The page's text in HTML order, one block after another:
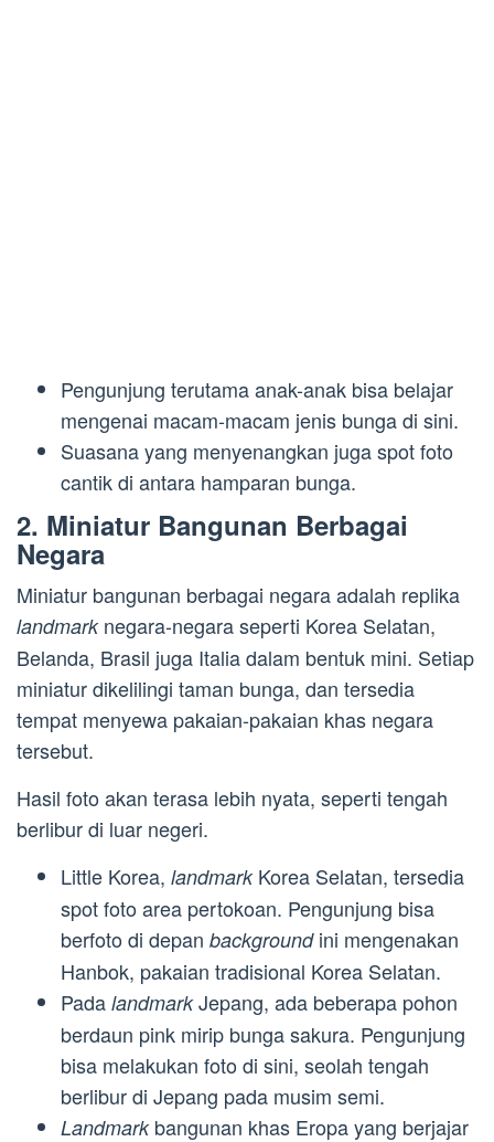
Pengunjung terutama anak-anak bisa belajar
mengenai macam-macam jenis bunga di sini.
Suasana yang menyenangkan juga spot foto
cantik di antara hamparan bunga.
2. Miniatur Bangunan Berbagai
Negara
Miniatur bangunan berbagai negara adalah replika
landmarknegara-negara seperti Korea Selatan,
Belanda, Brasil juga Italia dalam bentuk mini. Setiap
miniatur dikelilingi taman bunga, dan tersedia
tempat menyewa pakaian-pakaian khas negara
tersebut.
Hasil foto akan terasa lebih nyata, seperti tengah
berlibur di luar negeri.
Little Korea, landmarkKorea Selatan, tersedia
spot foto area pertokoan. Pengunjung bisa
berfoto di depan backgroundini mengenakan
Hanbok, pakaian tradisional Korea Selatan.
Pada landmarkJepang, ada beberapa pohon
berdaun pink mirip bunga sakura. Pengunjung
bisa melakukan foto di sini, seolah tengah
berlibur di Jepang pada musim semi.
Landmarkbangunan khas Eropa yang berjajar